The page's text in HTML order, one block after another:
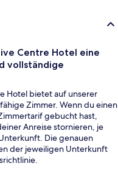
Centre Hotel eine
vollständige
Hotel bietet auf unserer
Zimmer. Wenn du einen
gebucht hast,
Anreise stornieren, je
Die genauen
der jeweiligen Unterkunft